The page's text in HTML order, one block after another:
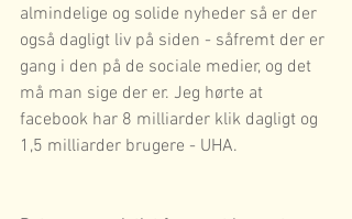
almindelige og solide nyheder så er der
også dagligt liv på siden - såfremt der er
gang i den på de sociale medier, og det
må man sige der er. Jeg hørte at
facebook har 8 milliarder klik dagligt og
1,5 milliarder brugere - UHA.